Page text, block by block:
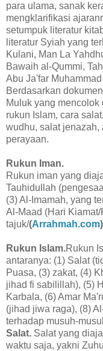
para ulama, sanak
mengklarifikasi
setumpuk literatur
literatur Syiah yang
Kulani, Man La
Bawaih al-Qummi,
Abu Ja'far
Berdasarkan
Muluk yang
rukun Islam, cara
wudhu, salat jenazah,
perayaan.
Rukun Iman.
Rukun iman yang
Tauhidullah
(3) Al-Imamah, yang
Al-Maad (Hari
tajuk/(Arrahmah.com)
Rukun Islam.Rukun
antaranya: (1) Salat
Puasa, (3) zakat, (4)
jihad fi sabilillah), (5)
Karbala, (6) Amar
(jihad jiwa raga), (8)
terhadap musuh-
Salat. Salat yang
waktu saja, yakni